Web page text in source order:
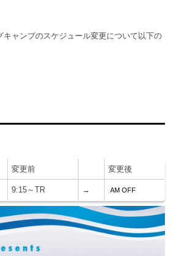
ルズ
キャンプのスケジュール変更について以下の
変更前 変更後
9:15～TR → AM OFF